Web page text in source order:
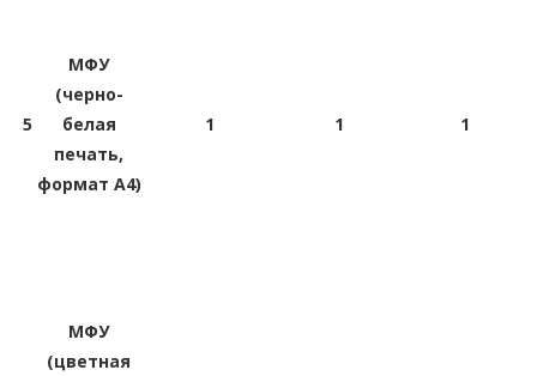
5
МФУ
(черно-
белая
печать,
формат A4)
1 1 1
МФУ
(цветная